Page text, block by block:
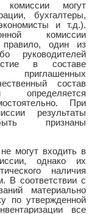
комиссии могут
бухгалтеры,
и т.д.).
комиссии
правило, один из
руководителей
в составе
приглашенных
состав
определяется
При
результаты
признаны
могут входить в
однако их
наличия
В соответствии с
материально
по утвержденной
все